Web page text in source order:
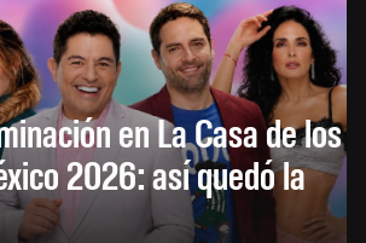
en La Casa de los
2026: así quedó la